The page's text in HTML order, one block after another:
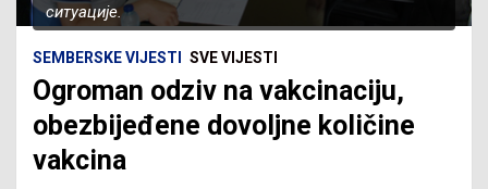
ситуације.
SEMBERSKE VIJESTI SVE VIJESTI
Оgroman odziv na vakcinaciju,
obezbijeđene dovoljne količine
vakcina